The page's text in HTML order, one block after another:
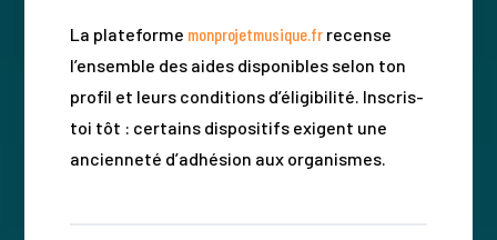
La plateforme monprojetmusique.frrecense
l’ensemble des aides disponibles selon ton
profil et leurs conditions d’éligibilité. Inscris-
toi tôt : certains dispositifs exigent une
ancienneté d’adhésion aux organismes.